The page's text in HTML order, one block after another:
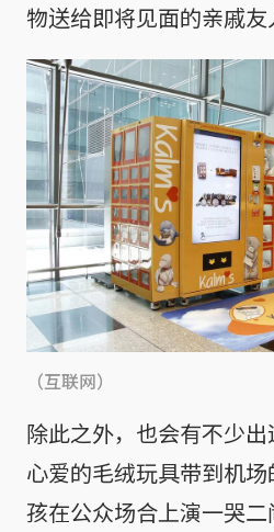
物送给即将见面的亲戚友
（互联网）
除此之外，也会有不少
心爱的毛绒玩具带到机
孩在公众场合上演一哭